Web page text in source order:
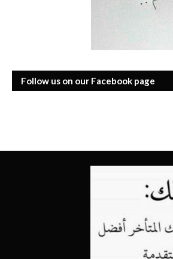
Follow us on our Facebook page